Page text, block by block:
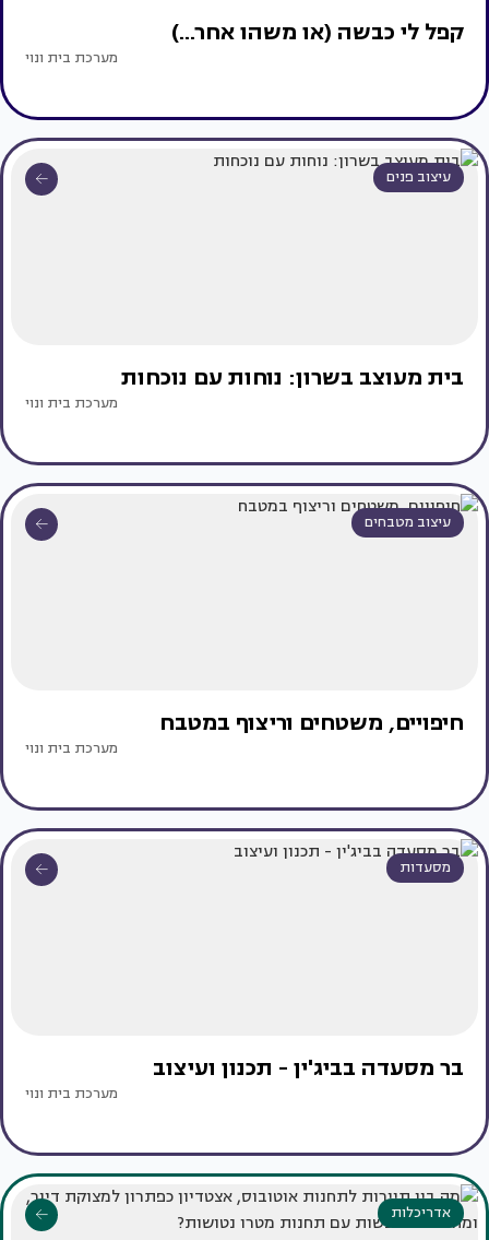
קפל לי כבשה (או משהו אחר...)
מערכת בית ונוי
עיצוב פנים
בית מעוצב בשרון: נוחות עם נוכחות
מערכת בית ונוי
עיצוב מטבחים
חיפויים, משטחים וריצוף במטבח
מערכת בית ונוי
מסעדות
בר מסעדה בביג'ין - תכנון ועיצוב
מערכת בית ונוי
אדריכלות